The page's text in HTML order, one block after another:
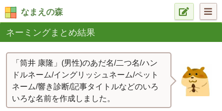
なまえの森
ネーミングまとめ結果
「筒井 康隆」(男性)のあだ名/二つ名/ハン
ドルネーム/イングリッシュネーム/ペット
ネーム/響き診断/記事タイトルなどのいろ
いろな名前を作成しました。